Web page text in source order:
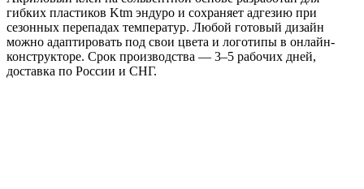
гибких пластиков Ktm эндуро и сохраняет адгезию при
сезонных перепадах температур. Любой готовый дизайн
можно адаптировать под свои цвета и логотипы в онлайн-
конструкторе. Срок производства — 3–5 рабочих дней,
доставка по России и СНГ.